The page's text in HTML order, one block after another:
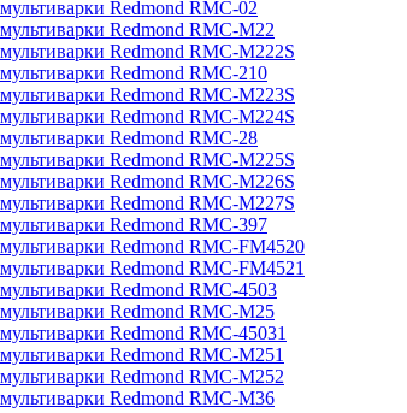
Redmond RMC-02
Redmond RMC-M22
Redmond RMC-M222S
Redmond RMC-210
Redmond RMC-M223S
Redmond RMC-M224S
Redmond RMC-28
Redmond RMC-M225S
Redmond RMC-M226S
Redmond RMC-M227S
Redmond RMC-397
Redmond RMC-FM4520
Redmond RMC-FM4521
Redmond RMC-4503
Redmond RMC-M25
Redmond RMC-45031
Redmond RMC-M251
Redmond RMC-M252
Redmond RMC-M36